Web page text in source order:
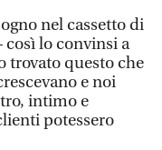
nel cassetto di
lo convinsi a
trovato questo che
e noi
intimo e
potessero